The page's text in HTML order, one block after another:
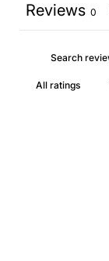
Reviews 0